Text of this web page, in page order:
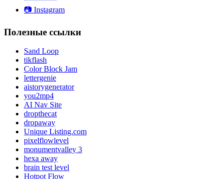
📷 Instagram
Полезные ссылки
Sand Loop
tikflash
Color Block Jam
lettergenie
aistorygenerator
you2mp4
AI Nav Site
dropthecat
dropaway
Unique Listing.com
pixelflowlevel
monumentvalley 3
hexa away
brain test level
Hotpot Flow